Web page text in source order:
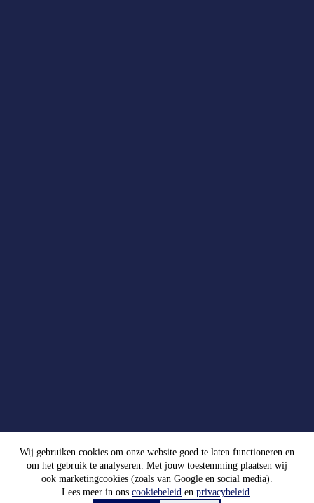
Wij gebruiken cookies om onze website goed te laten functioneren en
om het gebruik te analyseren. Met jouw toestemming plaatsen wij
ook marketingcookies (zoals van Google en social media).
Lees meer in ons cookiebeleiden privacybeleid.